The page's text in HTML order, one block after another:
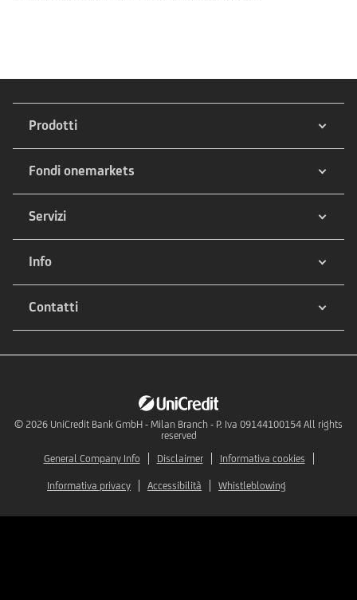
Prodotti
Fondi onemarkets
Servizi
Info
Contatti
© 2026 UniCredit Bank GmbH - Milan Branch - P. Iva 09144100154 All rights
reserved
General Company Info
Disclaimer Informativa cookies
Informativa privacy Accessibilità Whistleblowing